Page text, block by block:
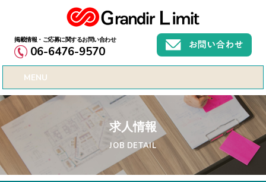
06-6476-9570
MENU
求人情報
JOB DETAIL